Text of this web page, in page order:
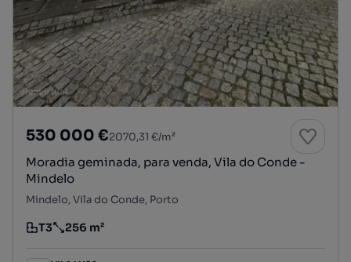
530 000 €2070,31 €/m²
Moradia geminada, para venda, Vila do Conde -
Mindelo
Mindelo, Vila do Conde, Porto
Tipologia
T3
Preço por metro quadrado
256 m²